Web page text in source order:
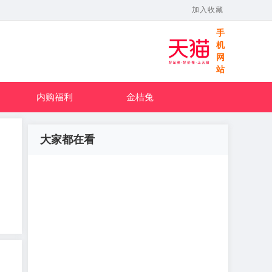
加入收藏
手
机
网
站
内购福利 金桔兔
大家都在看